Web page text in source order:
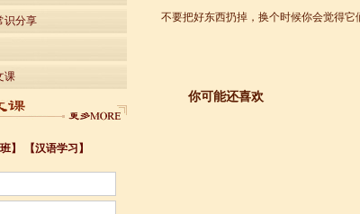
识分享
课
】 【汉语学习】
国家公立大学国际企业管理硕士 + 跨文化职场通行证，2025 招生开启
不要把好东西扔掉，换个时候你会觉得它
你可能还喜欢